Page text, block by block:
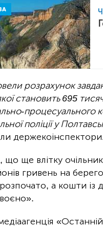
розрахунок
становить 695
процесуального
поліції у
що ще влітку
гривень на
розпочато, а кошти